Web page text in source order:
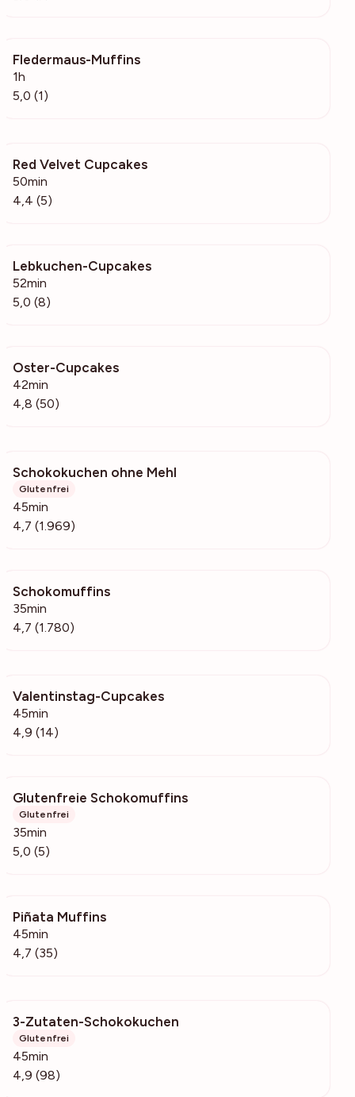
Fledermaus-Muffins
1h
5,0 (1)
Red Velvet Cupcakes
50min
4,4 (5)
Lebkuchen-Cupcakes
52min
5,0 (8)
Oster-Cupcakes
42min
4,8 (50)
Schokokuchen ohne Mehl
Glutenfrei
45min
4,7 (1.969)
Schokomuffins
35min
4,7 (1.780)
Valentinstag-Cupcakes
45min
4,9 (14)
Glutenfreie Schokomuffins
Glutenfrei
35min
5,0 (5)
Piñata Muffins
45min
4,7 (35)
3-Zutaten-Schokokuchen
Glutenfrei
45min
4,9 (98)